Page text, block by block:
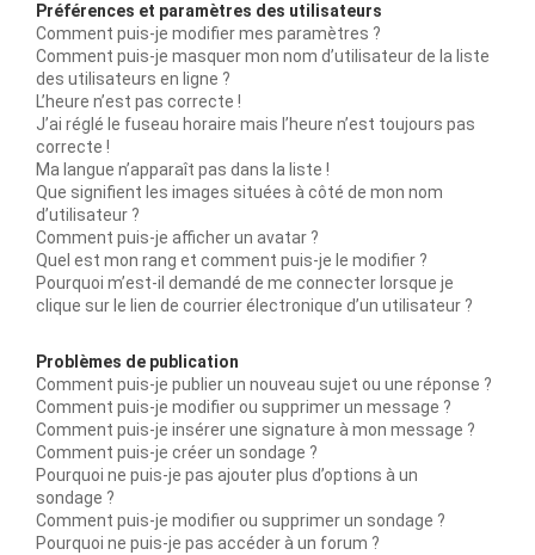
Préférences et paramètres des utilisateurs
Comment puis-je modifier mes paramètres ?
Comment puis-je masquer mon nom d’utilisateur de la liste
des utilisateurs en ligne ?
L’heure n’est pas correcte !
J’ai réglé le fuseau horaire mais l’heure n’est toujours pas
correcte !
Ma langue n’apparaît pas dans la liste !
Que signifient les images situées à côté de mon nom
d’utilisateur ?
Comment puis-je afficher un avatar ?
Quel est mon rang et comment puis-je le modifier ?
Pourquoi m’est-il demandé de me connecter lorsque je
clique sur le lien de courrier électronique d’un utilisateur ?
Problèmes de publication
Comment puis-je publier un nouveau sujet ou une réponse ?
Comment puis-je modifier ou supprimer un message ?
Comment puis-je insérer une signature à mon message ?
Comment puis-je créer un sondage ?
Pourquoi ne puis-je pas ajouter plus d’options à un
sondage ?
Comment puis-je modifier ou supprimer un sondage ?
Pourquoi ne puis-je pas accéder à un forum ?